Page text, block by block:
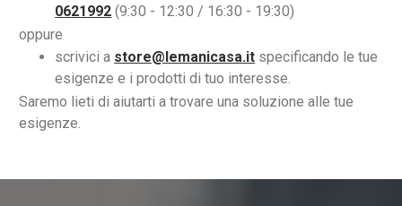
0621992 (9:30 - 12:30 / 16:30 - 19:30)
oppure
scrivici a store@lemanicasa.it specificando le tue
esigenze e i prodotti di tuo interesse.
Saremo lieti di aiutarti a trovare una soluzione alle tue
esigenze.